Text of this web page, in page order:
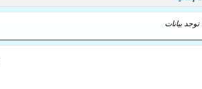
توجد بيانات